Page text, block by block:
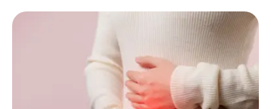
Ursachen dahinterstecken. Erfahren Sie, wann
Schwindel harmlos ist, welche Warnzeichen Sie
ernst nehmen sollten und wie wir Sie bei der
Abklärung unterstützen.